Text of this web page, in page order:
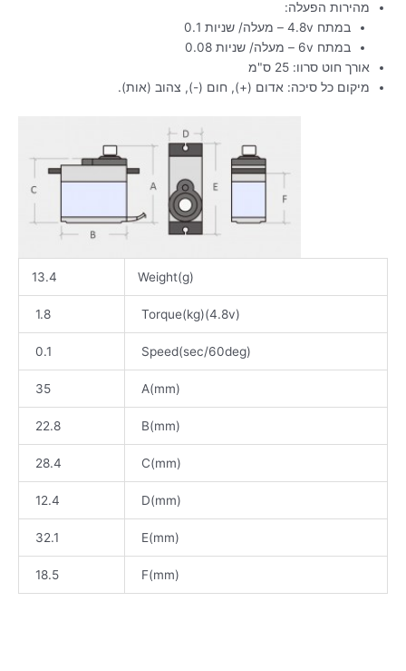
מהירות הפעלה:
במתח 4.8v – מעלה/ שניות 0.1
במתח 6v – מעלה/ שניות 0.08
אורך חוט סרוו: 25 ס"מ
מיקום כל סיכה: אדום (+), חום (-), צהוב (אות).
Weight(g)
13.4
Torque(kg)(4.8v)
1.8
Speed(sec/60deg)
0.1
A(mm)
35
B(mm)
22.8
C(mm)
28.4
D(mm)
12.4
E(mm)
32.1
F(mm)
18.5